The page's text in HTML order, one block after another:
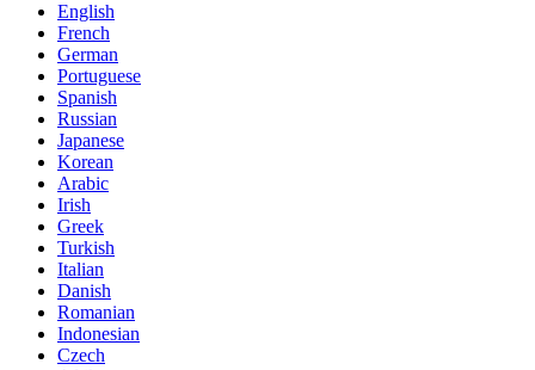
English
French
German
Portuguese
Spanish
Russian
Japanese
Korean
Arabic
Irish
Greek
Turkish
Italian
Danish
Romanian
Indonesian
Czech